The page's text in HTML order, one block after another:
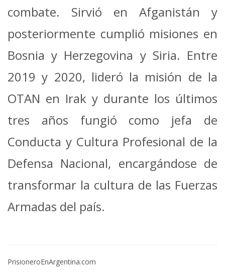
combate. Sirvió en Afganistán y
posteriormente cumplió misiones en
Bosnia y Herzegovina y Siria. Entre
2019 y 2020, lideró la misión de la
OTAN en Irak y durante los últimos
tres años fungió como jefa de
Conducta y Cultura Profesional de la
Defensa Nacional, encargándose de
transformar la cultura de las Fuerzas
Armadas del país.
PrisioneroEnArgentina.com